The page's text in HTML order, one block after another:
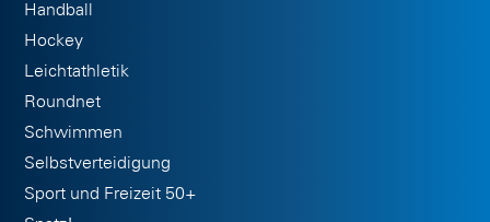
Handball
Hockey
Leichtathletik
Roundnet
Schwimmen
Selbstverteidigung
Sport und Freizeit 50+